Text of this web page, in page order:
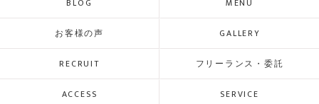
BLOG MENU
お客様の声 GALLERY
RECRUIT フリーランス・委託
ACCESS SERVICE